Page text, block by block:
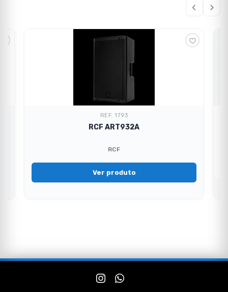
REF. 1793
RCF ART932A
RCF
Ver produto